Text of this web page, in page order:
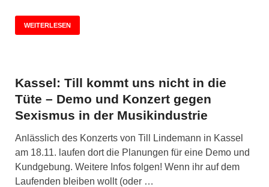
WEITERLESEN
Kassel: Till kommt uns nicht in die
Tüte – Demo und Konzert gegen
Sexismus in der Musikindustrie
Anlässlich des Konzerts von Till Lindemann in Kassel
am 18.11. laufen dort die Planungen für eine Demo und
Kundgebung. Weitere Infos folgen! Wenn ihr auf dem
Laufenden bleiben wollt (oder …